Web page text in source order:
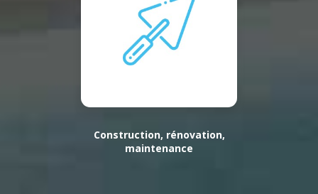
Construction, rénovation,
maintenance